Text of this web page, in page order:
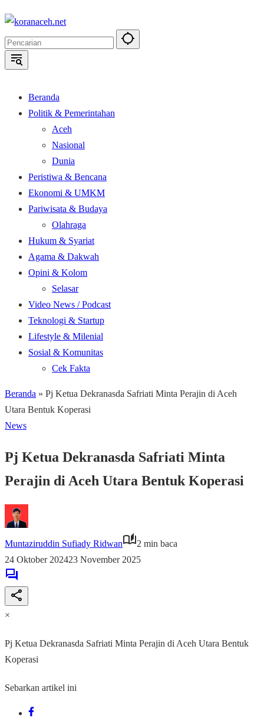
Langsung
konten
Beranda
Politik & Pemerintahan
Aceh
Nasional
Dunia
Peristiwa & Bencana
Ekonomi & UMKM
Pariwisata & Budaya
Olahraga
Hukum & Syariat
Agama & Dakwah
Opini & Kolom
Selasar
Video News / Podcast
Teknologi & Startup
Lifestyle & Milenial
Sosial & Komunitas
Cek Fakta
Beranda » Pj Ketua Dekranasda Safriati Minta Perajin di Aceh
Utara Bentuk Koperasi
News
Pj Ketua Dekranasda Safriati Minta
Perajin di Aceh Utara Bentuk Koperasi
Muntaziruddin Sufiady Ridwan
2 min baca
24 Oktober 202423 November 2025
×
Pj Ketua Dekranasda Safriati Minta Perajin di Aceh Utara Bentuk
Koperasi
Sebarkan artikel ini